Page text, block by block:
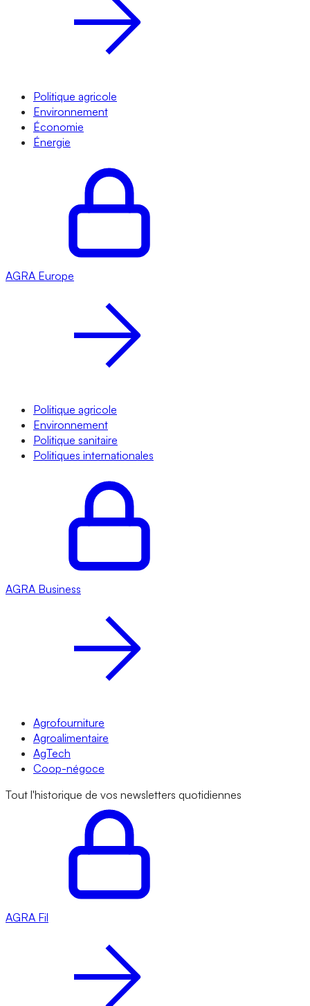
Politique agricole
Environnement
Économie
Énergie
AGRA Europe
Politique agricole
Environnement
Politique sanitaire
Politiques internationales
AGRA Business
Agrofourniture
Agroalimentaire
AgTech
Coop-négoce
Tout l'historique de vos newsletters quotidiennes
AGRA Fil